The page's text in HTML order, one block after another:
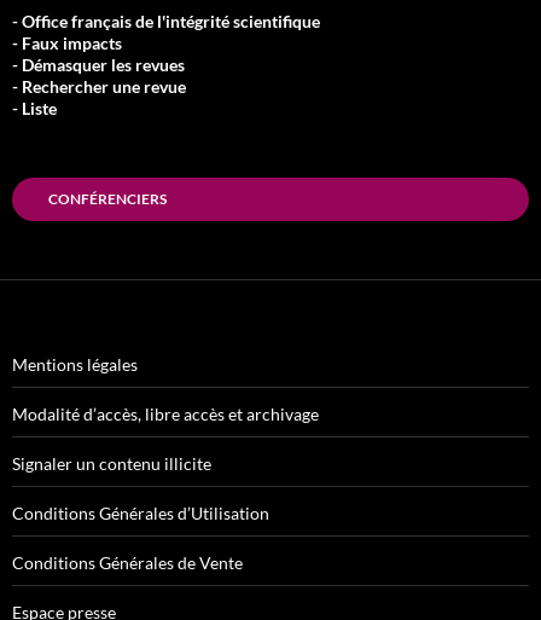
- Office français de l'intégrité scientifique
- Faux impacts
- Démasquer les revues
- Rechercher une revue
- Liste
CONFÉRENCIERS
Mentions légales
Modalité d’accès, libre accès et archivage
Signaler un contenu illicite
Conditions Générales d’Utilisation
Conditions Générales de Vente
Espace presse